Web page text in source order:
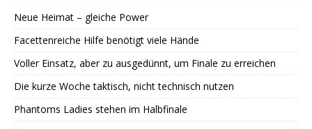
Neue Heimat – gleiche Power
Facettenreiche Hilfe benötigt viele Hände
Voller Einsatz, aber zu ausgedünnt, um Finale zu erreichen
Die kurze Woche taktisch, nicht technisch nutzen
Phantoms Ladies stehen im Halbfinale